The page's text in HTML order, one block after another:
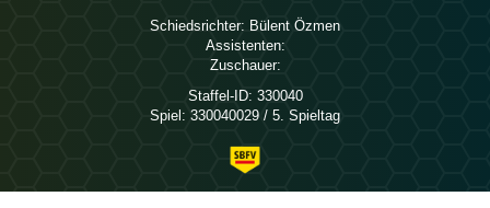
Schiedsrichter:  
Assistenten:
Zuschauer:
Staffel-ID: 330040
Spiel: 330040029 / 5. Spieltag